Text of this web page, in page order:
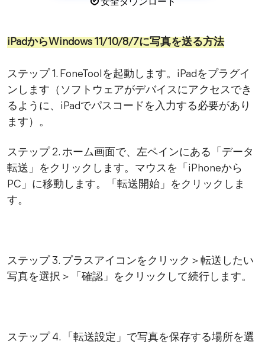
安全ダウンロード
iPadからWindows 11/10/8/7に写真を送る方法
ステップ 1. FoneToolを起動します。iPadをプラグイ
ンします（ソフトウェアがデバイスにアクセスでき
るように、iPadでパスコードを入力する必要があり
ます）。
ステップ 2. ホーム画面で、左ペインにある「データ
転送」をクリックします。マウスを「iPhoneから
PC」に移動します。「転送開始」をクリックしま
す。
ステップ 3. プラスアイコンをクリック＞転送したい
写真を選択＞「確認」をクリックして続行します。
ステップ 4. 「転送設定」で写真を保存する場所を選